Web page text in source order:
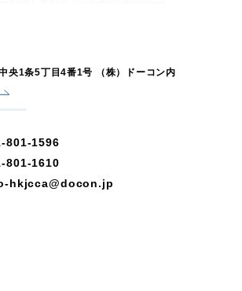
央1条5丁目4番1号 （株）ドーコン内
801-1596
801-1610
hkjcca@docon.jp